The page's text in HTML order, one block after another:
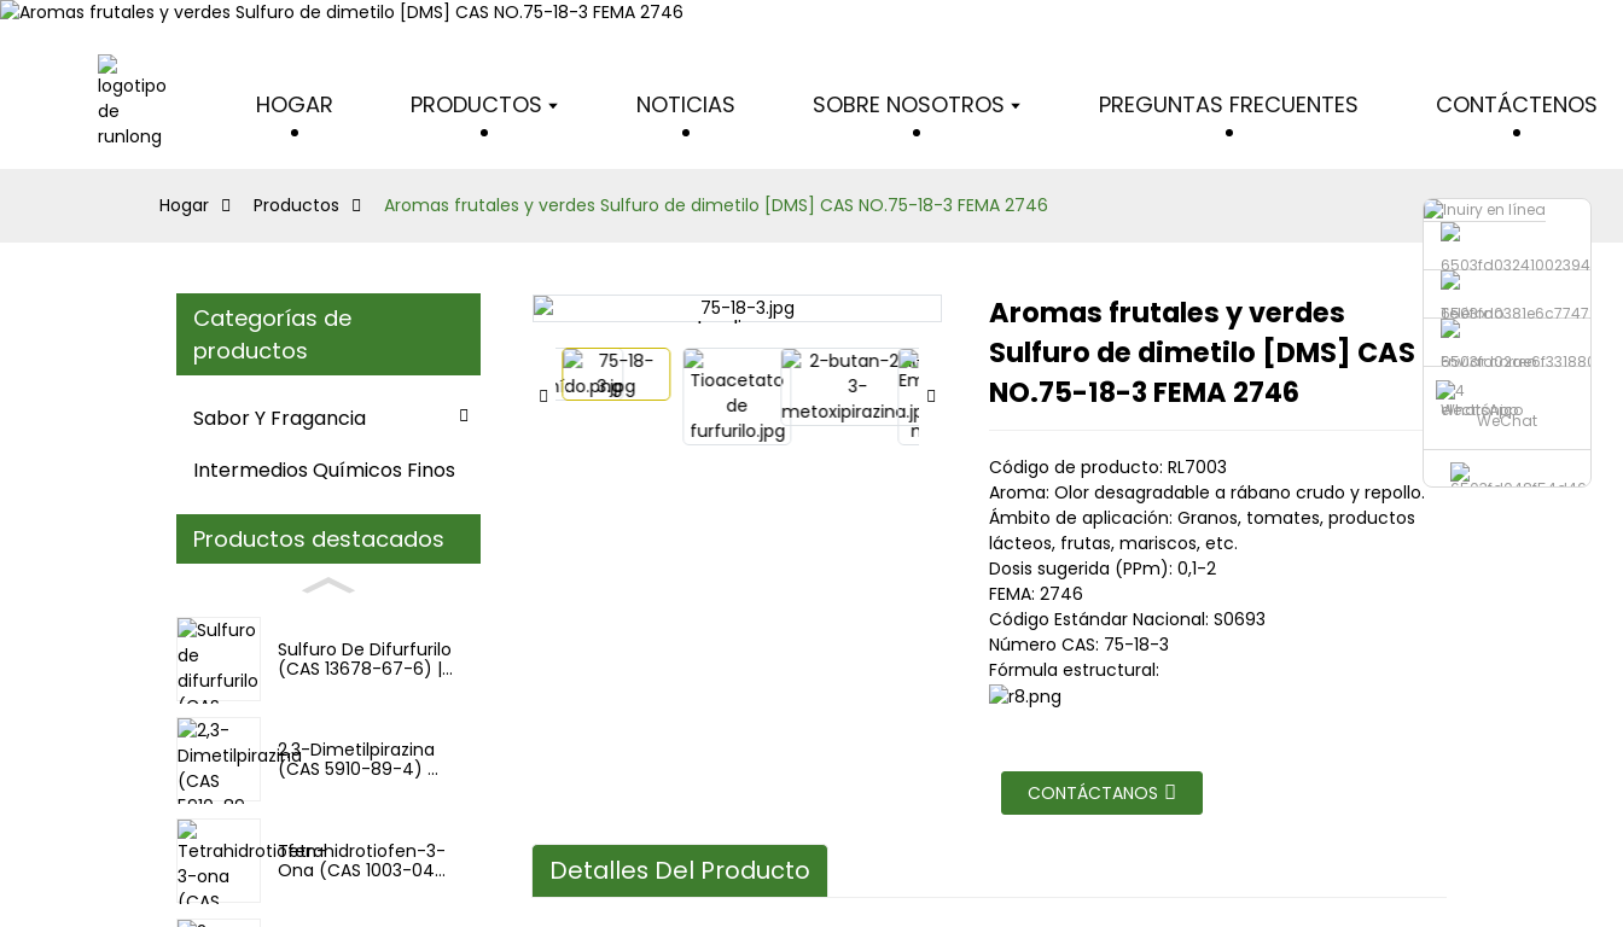
HOGAR PRODUCTOS NOTICIAS SOBRE NOSOTROS PREGUNTAS FRECUENTES CONTÁCTENOS
Teléfono
Enviar correo
electrónico
WhatsApp
WeChat
Productos
Hogar Productos Aromas frutales y verdes Sulfuro de dimetilo [DMS] CAS NO.75-18-3 FEMA 2746
Categorías de
productos
Sabor Y Fragancia
Intermedios Químicos Finos
Productos destacados
Sulfuro De Difurfurilo
(CAS 13678-67-6) |...
2,3-Dimetilpirazina
(CAS 5910-89-4) ...
Tetrahidrotiofen-3-
Ona (CAS 1003-04...
Loading...
Loading... Loading...
Loading... Loading...
Loading...
Aromas frutales y verdes
Sulfuro de dimetilo [DMS] CAS
NO.75-18-3 FEMA 2746
Código de producto: RL7003
Aroma: Olor desagradable a rábano crudo y repollo.
Ámbito de aplicación: Granos, tomates, productos
lácteos, frutas, mariscos, etc.
Dosis sugerida (PPm): 0,1-2
FEMA: 2746
Código Estándar Nacional: S0693
Número CAS: 75-18-3
Fórmula estructural:
CONTÁCTANOS
Detalles Del Producto